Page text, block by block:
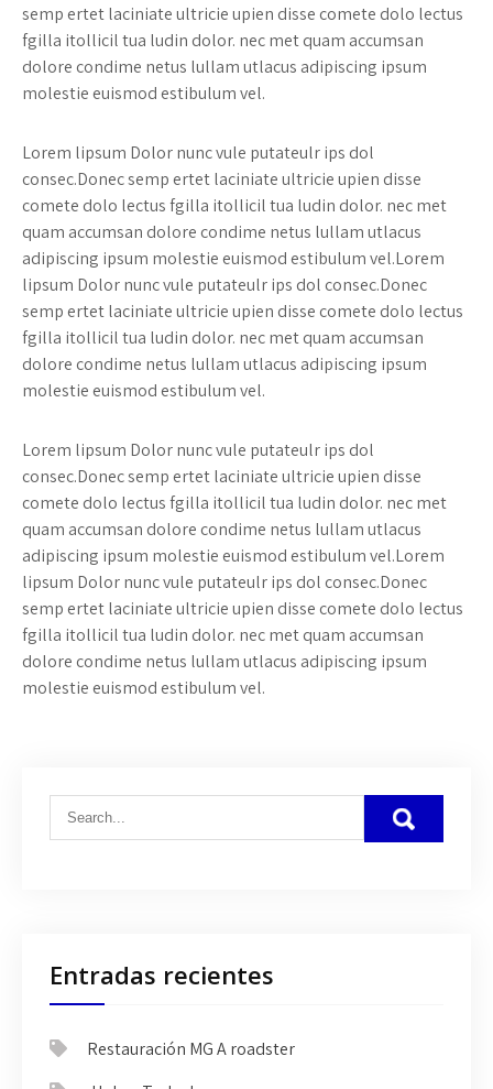
semp ertet laciniate ultricie upien disse comete dolo lectus
fgilla itollicil tua ludin dolor. nec met quam accumsan
dolore condime netus lullam utlacus adipiscing ipsum
molestie euismod estibulum vel.
Lorem lipsum Dolor nunc vule putateulr ips dol
consec.Donec semp ertet laciniate ultricie upien disse
comete dolo lectus fgilla itollicil tua ludin dolor. nec met
quam accumsan dolore condime netus lullam utlacus
adipiscing ipsum molestie euismod estibulum vel.Lorem
lipsum Dolor nunc vule putateulr ips dol consec.Donec
semp ertet laciniate ultricie upien disse comete dolo lectus
fgilla itollicil tua ludin dolor. nec met quam accumsan
dolore condime netus lullam utlacus adipiscing ipsum
molestie euismod estibulum vel.
Lorem lipsum Dolor nunc vule putateulr ips dol
consec.Donec semp ertet laciniate ultricie upien disse
comete dolo lectus fgilla itollicil tua ludin dolor. nec met
quam accumsan dolore condime netus lullam utlacus
adipiscing ipsum molestie euismod estibulum vel.Lorem
lipsum Dolor nunc vule putateulr ips dol consec.Donec
semp ertet laciniate ultricie upien disse comete dolo lectus
fgilla itollicil tua ludin dolor. nec met quam accumsan
dolore condime netus lullam utlacus adipiscing ipsum
molestie euismod estibulum vel.
Entradas recientes
Restauración MG A roadster